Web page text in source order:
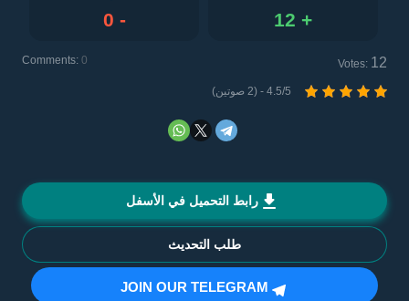
+
12
Like
-
0
Votes: 12
Comments: 0
4.5/5 - (2 صوتين)
رابط التحميل في الأسفل
طلب التحديث